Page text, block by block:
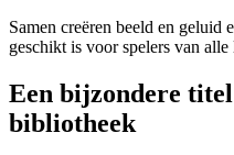
Samen creëren beeld en geluid
geschikt is voor spelers van alle
Een bijzondere
bibliotheek